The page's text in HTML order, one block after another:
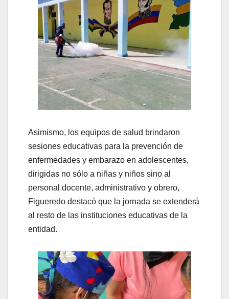
Asimismo, los equipos de salud brindaron
sesiones educativas para la prevención de
enfermedades y embarazo en adolescentes,
dirigidas no sólo a niñas y niños sino al
personal docente, administrativo y obrero,
Figueredo destacó que la jornada se extenderá
al resto de las instituciones educativas de la
entidad.